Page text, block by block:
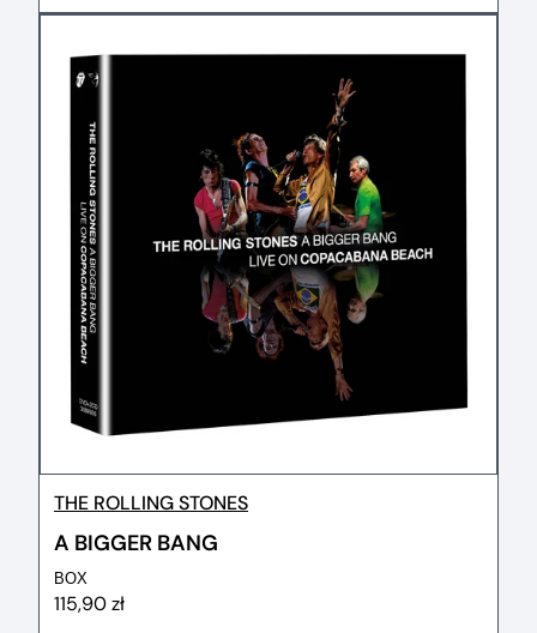
THE ROLLING STONES
A BIGGER BANG
BOX
115,90 zł